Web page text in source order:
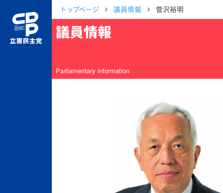
トップページ 議員情報 菅沢裕明
議員情報
Parliamentary information